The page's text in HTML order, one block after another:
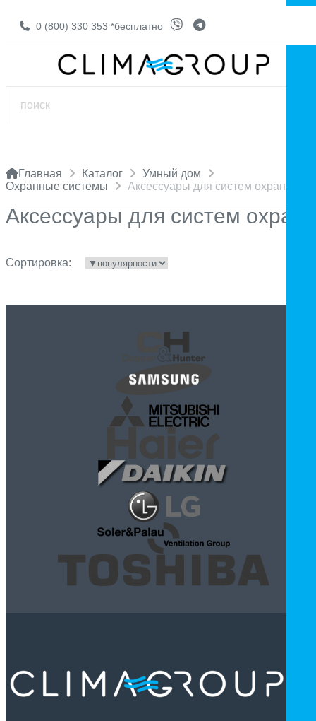
0 (800) 330 353 *бесплатно
Главная Каталог
Умный дом
Охранные системы
Аксессуары для систем охраны
Аксессуары для систем
Сортировка: